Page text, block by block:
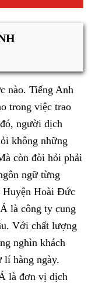
nào. Tiếng Anh
trong việc trao
người dịch
không những
còn đòi hỏi phải
ngữ từng
Huyện Hoài Đức
là công ty cung
Với chất lượng
nghìn khách
lí hàng ngày.
là đơn vị dịch